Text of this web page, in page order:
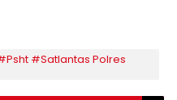
#Satlantas Polres